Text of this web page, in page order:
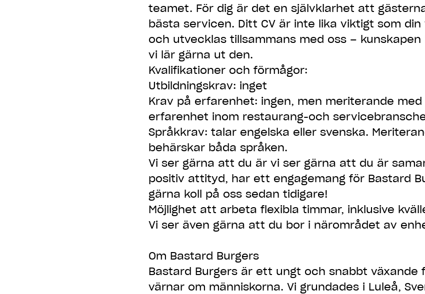
teamet. För dig är det en självklarhet att
bästa servicen. Ditt CV är inte lika viktigt som
och utvecklas tillsammans med oss –
vi lär gärna ut den.
Kvalifikationer och förmågor:
Utbildningskrav: inget
Krav på erfarenhet: ingen, men meriterande med
erfarenhet inom restaurang-och
Språkkrav: talar engelska eller svenska.
behärskar båda språken.
Vi ser gärna att du är vi ser gärna att du är
positiv attityd, har ett engagemang för Bastard
gärna koll på oss sedan tidigare!
Möjlighet att arbeta flexibla timmar, inklusive
Vi ser även gärna att du bor i närområdet av
Om Bastard Burgers
Bastard Burgers är ett ungt och snabbt växande
värnar om människorna. Vi grundades i Luleå,